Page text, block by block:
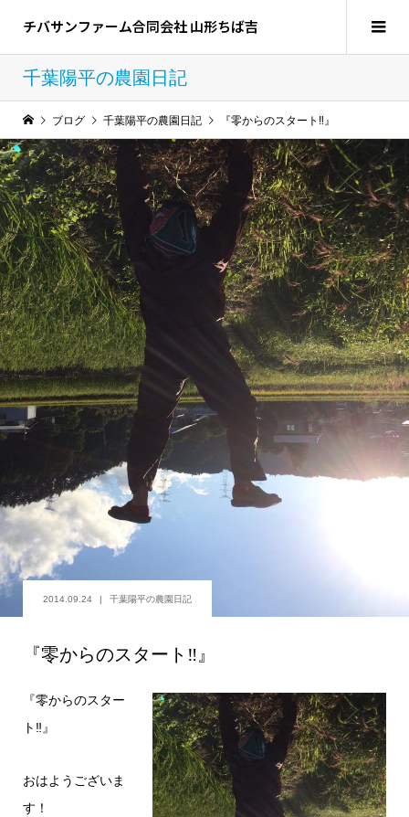
チバサンファーム合同会社 山形ちば吉
千葉陽平の農園日記
ブログ 千葉陽平の農園日記 『零からのスタート‼︎』
2014.09.24 千葉陽平の農園日記
『零からのスタート‼︎』
『零からのスター
ト‼︎』
おはようございま
す！